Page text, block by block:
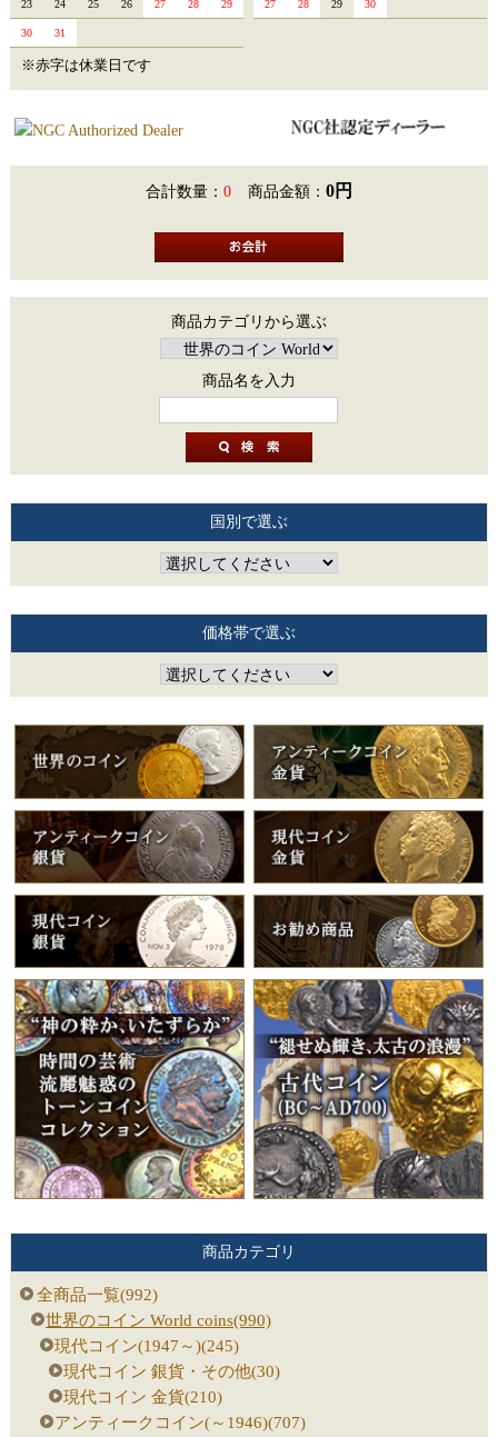
23 24 25 26 27 28 29
30 31
27 28 29 30
※赤字は休業日です
合計数量： 0 商品金額： 0円
商品カテゴリから選ぶ
商品名を入力
国別で選ぶ
価格帯で選ぶ
商品カテゴリ
全商品一覧(992)
世界のコイン World coins(990)
現代コイン(1947～)(245)
現代コイン 銀貨・その他(30)
現代コイン 金貨(210)
アンティークコイン(～1946)(707)